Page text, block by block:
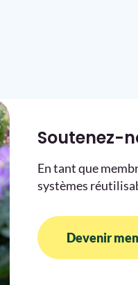
Soutenez-
En tant que
systèmes
Devenir